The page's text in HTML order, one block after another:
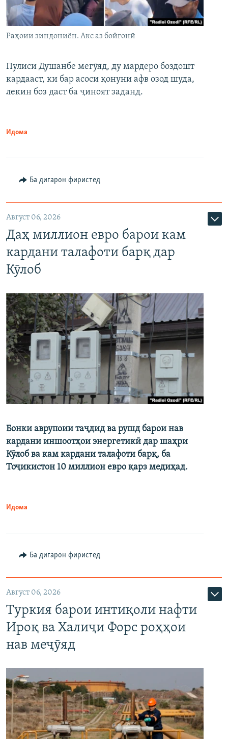
Раҳоии зиндониён. Акс аз бойгонӣ
Пулиси Душанбе мегӯяд, ду мардеро боздошт
кардааст, ки бар асоси қонуни афв озод шуда,
лекин боз даст ба ҷиноят заданд.
Идома
Ба дигарон фиристед
Август 06, 2026
Даҳ миллион евро барои кам
кардани талафоти барқ дар
Кӯлоб
Бонки аврупоии таҷдид ва рушд барои нав
кардани иншоотҳои энергетикӣ дар шаҳри
Кӯлоб ва кам кардани талафоти барқ, ба
Тоҷикистон 10 миллион евро қарз медиҳад.
Идома
Ба дигарон фиристед
Август 06, 2026
Туркия барои интиқоли нафти
Ироқ ва Халиҷи Форс роҳҳои
нав меҷӯяд